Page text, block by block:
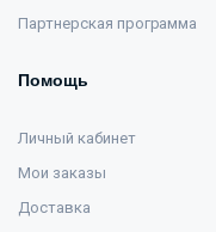
Партнерская программа
Помощь
Личный кабинет
Мои заказы
Доставка